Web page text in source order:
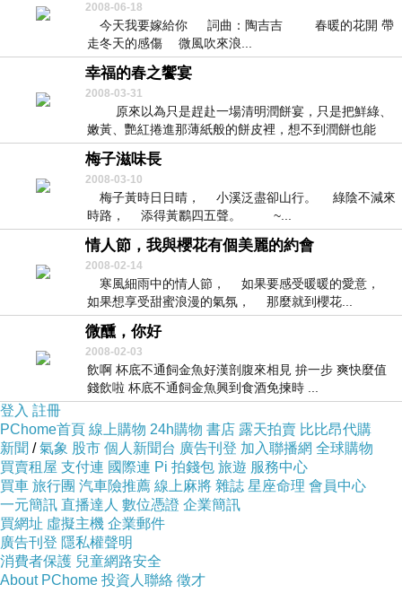
2008-06-18
今天我要嫁給你 詞曲：陶吉吉 春暖的花開 帶
走冬天的感傷 微風吹來浪...
幸福的春之饗宴
2008-03-31
原來以為只是趕赴一場清明潤餅宴，只是把鮮綠、
嫩黃、艷紅捲進那薄紙般的餅皮裡，想不到潤餅也能
把...
梅子滋味長
2008-03-10
梅子黃時日日晴， 小溪泛盡卻山行。 綠陰不減來
時路， 添得黃鸝四五聲。 ~...
情人節，我與櫻花有個美麗的約會
2008-02-14
寒風細雨中的情人節， 如果要感受暖暖的愛意，
如果想享受甜蜜浪漫的氣氛， 那麼就到櫻花...
微醺，你好
2008-02-03
飲啊 杯底不通飼金魚好漢剖腹來相見 拚一步 爽快麼值
錢飲啦 杯底不通飼金魚興到食酒免揀時 ...
登入 註冊
PChome首頁 線上購物 24h購物 書店 露天拍賣 比比昂代購
新聞 /氣象 股市 個人新聞台 廣告刊登 加入聯播網 全球購物
買賣租屋 支付連 國際連 Pi 拍錢包 旅遊 服務中心
買車 旅行團 汽車險推薦 線上麻將 雜誌 星座命理 會員中心
一元簡訊 直播達人 數位憑證 企業簡訊
買網址 虛擬主機 企業郵件
廣告刊登 隱私權聲明
消費者保護 兒童網路安全
About PChome 投資人聯絡 徵才